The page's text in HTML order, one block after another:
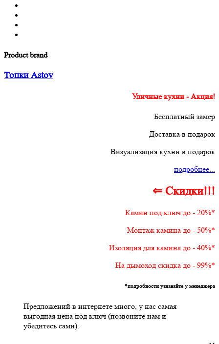
Product brand
Топки Astov
Уличные кухни - Акция!
Бесплатный замер
Доставка в подарок
Визуализация кухни в подарок
подробнее...
⇐ Скидки!!!
Камин под ключ до - 20%*
Монтаж камина до - 50%*
Изоляция для камина до - 40%*
На дымоход скидка до - 99%*
*подробности узнавайте у менеджера
Предложений в интернете много, у нас самая
выгодная цена под ключ (позвоните нам и
убедитесь сами).